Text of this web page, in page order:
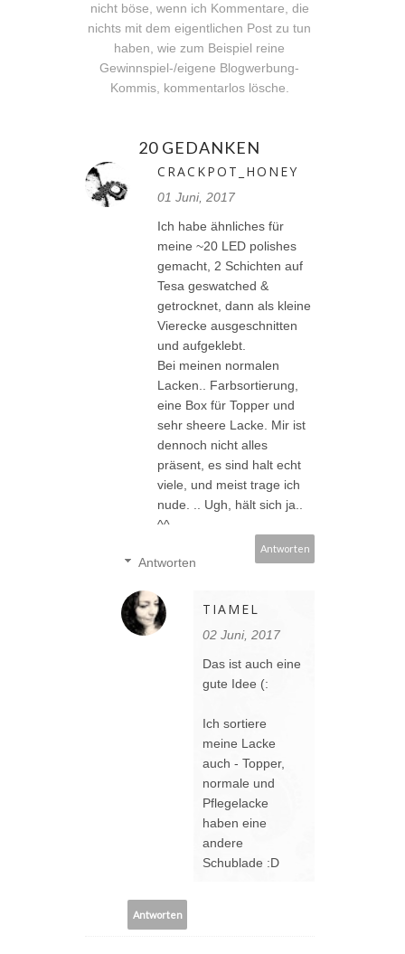
nicht böse, wenn ich Kommentare, die
nichts mit dem eigentlichen Post zu tun
haben, wie zum Beispiel reine
Gewinnspiel-/eigene Blogwerbung-
Kommis, kommentarlos lösche.
20 GEDANKEN
CRACKPOT_HONEY
01 Juni, 2017
Ich habe ähnliches für
meine ~20 LED polishes
gemacht, 2 Schichten auf
Tesa geswatched &
getrocknet, dann als kleine
Vierecke ausgeschnitten
und aufgeklebt.
Bei meinen normalen
Lacken.. Farbsortierung,
eine Box für Topper und
sehr sheere Lacke. Mir ist
dennoch nicht alles
präsent, es sind halt echt
viele, und meist trage ich
nude. .. Ugh, hält sich ja..
^^
Antworten
Antworten
TIAMEL
02 Juni, 2017
Das ist auch eine
gute Idee (:
Ich sortiere
meine Lacke
auch - Topper,
normale und
Pflegelacke
haben eine
andere
Schublade :D
Antworten